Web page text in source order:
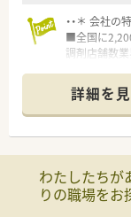
・・＊ 会社の
■全国に
調剤店舗数業
頑張り次第で
■経験や勤
半スタートと
■職種や職域
■薬剤師が
種多様に用
■店舗拡大に
詳細を
わたしたちが
りの職場をお